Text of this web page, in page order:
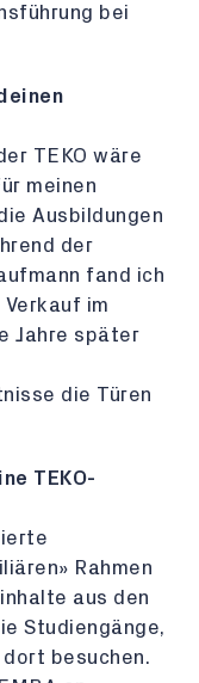
bei
TEKO wäre
meinen
Ausbildungen
der
fand ich
im
Jahre später
die Türen
TEKO-
Rahmen
aus den
Studiengänge,
besuchen.